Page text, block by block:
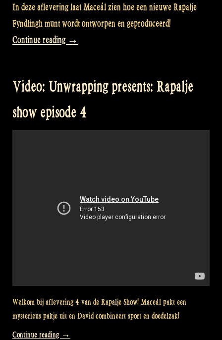
In deze aflevering laat Maceál zien hoe een nieuwe Rapalje
Fyndlingh munt wordt ontworpen en geproduceerd!
Continue reading “Video:
shiny
coin
for
Episode
→
Video: Unwrapping presents: Rapalje
show episode 4
Welkom bij aflevering 4 van de Rapalje Show! Maceál pakt een
mysterieus pakje uit en David combineert sport en doedelzak!
Continue reading “Video:
→